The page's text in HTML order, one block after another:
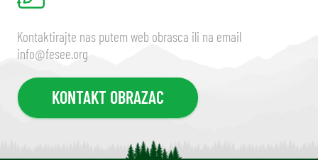
Kontaktirajte nas putem web obrasca ili na email
info@fesee.org
KONTAKT OBRAZAC